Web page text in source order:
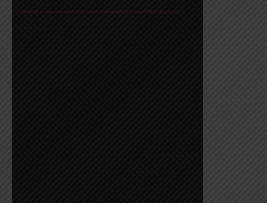
Télécharger le fichier: http://trail-session.fr/wp/wp-content/uploads/2017/10/video-1506268543.mp4?_=1